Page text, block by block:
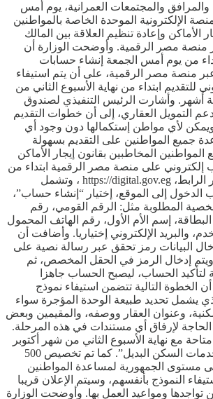
والمرافق والمجتمعات العمرانية، يوم أمس
الإلكترونية الموحدة الخاصة بالمواطنين
الأماكن وإعادة تنظيم العلاقة بين المالك
منصة مصر الرقمية. وأوضحت الوزارة أن
من يوم أمس الجمعة إنشاء حسابات
منصة مصر الرقمية، على أن يتم استيفاء
للتقديم ابتداء من نهاية الأسبوع الثاني من
أشهر. وأشارت الرئيس التنفيذي لصندوق
التمويل العقاري، إلى أن خطوات التقديم
لأي مواطن إستكمالها دون وجود أي
جميع المواطنين على التقديم بسهولة
المخاطبين بقانون إيجار الأماكن
على منصة مصر الرقمية ابتداء من
يوم أمس الجمعة، عبر الرابط، https://digital.gov.eg ، وتشمل
إلى الموقع، إختيار “إنشاء حساب”،
المطلوبة مثل: الرقم القومي، رقم
إسم الأم الأول، رقم الهاتف المحمول
والبريد الإلكتروني إختياريا. وأضافت أن
البيانات رمز تحقق عبر رسالة نصية على
إدخال الرمز في الحقل المخصص، ثم
لتأكيد الحساب، ليصبح الحساب جاهزا
الخطوة التالية تتضمن استيفاء نموذج
يشمل تحديد طبيعة الوحدة المؤجرة سواء
وعنوان العقار ووصفه، والمقيمين وبعض
الحاجة لإرفاق أي مستندات في هذه المرحلة.
مع نهاية الأسبوع الثاني من شهر أكتوبر
2025، ضمن خدمة “خدمات السكن البديل”. كما تم تخصيص 500
مستوى الجمهورية لمساعدة المواطنين
النموذج بأنفسهم، وسيتم الإعلان قريبا
تواجدها ومواعيد العمل بها. وأوضحت الوزارة